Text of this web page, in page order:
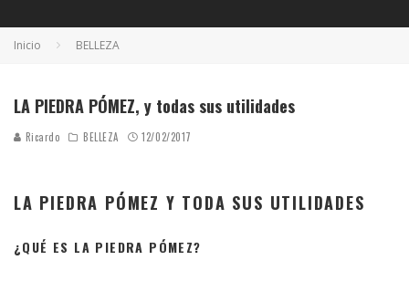
Inicio BELLEZA
LA PIEDRA PÓMEZ, y todas sus utilidades
Ricardo BELLEZA 12/02/2017
LA PIEDRA PÓMEZ Y TODA SUS UTILIDADES
¿QUÉ ES LA PIEDRA PÓMEZ?